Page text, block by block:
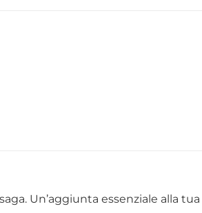
Un’aggiunta essenziale alla